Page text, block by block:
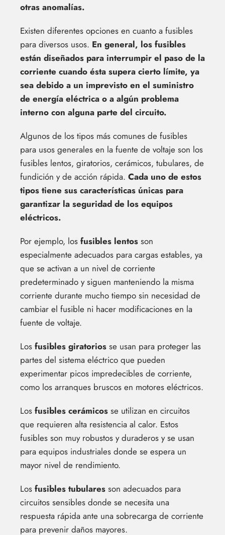
otras anomalías.
Existen diferentes opciones en cuanto a fusibles
para diversos usos. En general, los fusibles
están diseñados para interrumpir el paso de la
corriente cuando ésta supera cierto límite, ya
sea debido a un imprevisto en el suministro
de energía eléctrica o a algún problema
interno con alguna parte del circuito.
Algunos de los tipos más comunes de fusibles
para usos generales en la fuente de voltaje son los
fusibles lentos, giratorios, cerámicos, tubulares, de
fundición y de acción rápida. Cada uno de estos
tipos tiene sus características únicas para
garantizar la seguridad de los equipos
eléctricos.
Por ejemplo, los fusibles lentos son
especialmente adecuados para cargas estables, ya
que se activan a un nivel de corriente
predeterminado y siguen manteniendo la misma
corriente durante mucho tiempo sin necesidad de
cambiar el fusible ni hacer modificaciones en la
fuente de voltaje.
Los fusibles giratorios se usan para proteger las
partes del sistema eléctrico que pueden
experimentar picos impredecibles de corriente,
como los arranques bruscos en motores eléctricos.
Los fusibles cerámicos se utilizan en circuitos
que requieren alta resistencia al calor. Estos
fusibles son muy robustos y duraderos y se usan
para equipos industriales donde se espera un
mayor nivel de rendimiento.
Los fusibles tubulares son adecuados para
circuitos sensibles donde se necesita una
respuesta rápida ante una sobrecarga de corriente
para prevenir daños mayores.